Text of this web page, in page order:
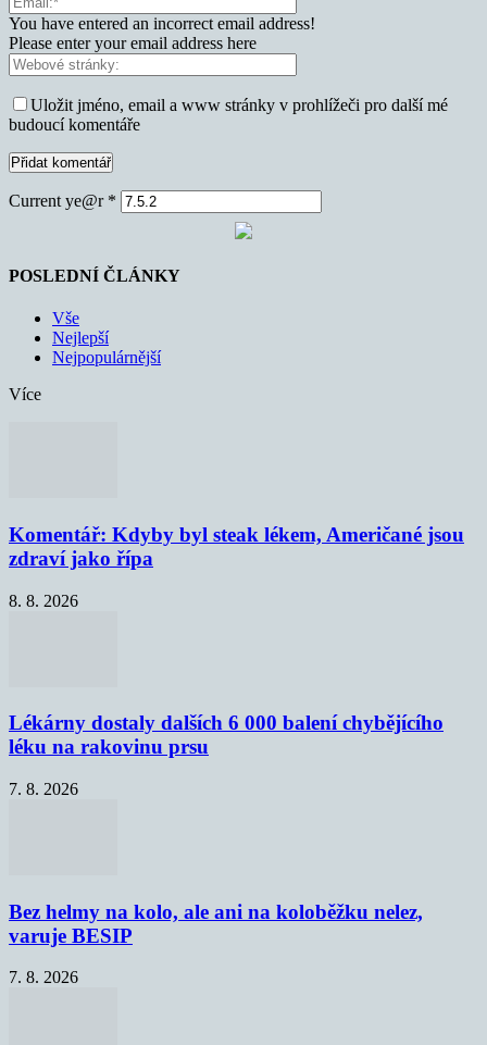
You have entered an incorrect email address!
Please enter your email address here
Uložit jméno, email a www stránky v prohlížeči pro další mé
budoucí komentáře
Current ye@r *
POSLEDNÍ ČLÁNKY
Vše
Nejlepší
Nejpopulárnější
Více
Komentář: Kdyby byl steak lékem, Američané jsou
zdraví jako řípa
8. 8. 2026
Lékárny dostaly dalších 6 000 balení chybějícího
léku na rakovinu prsu
7. 8. 2026
Bez helmy na kolo, ale ani na koloběžku nelez,
varuje BESIP
7. 8. 2026